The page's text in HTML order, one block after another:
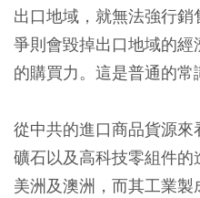
出口地域，就無法強行
爭則會毀掉出口地域的
的購買力。這是普通的常
從中共的進口商品貨源
礦石以及高科技零組件
美洲及澳洲，而其工業